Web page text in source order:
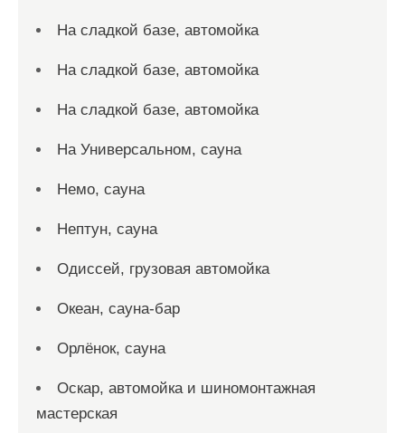
На сладкой базе, автомойка
На сладкой базе, автомойка
На сладкой базе, автомойка
На Универсальном, сауна
Немо, сауна
Нептун, сауна
Одиссей, грузовая автомойка
Океан, сауна-бар
Орлёнок, сауна
Оскар, автомойка и шиномонтажная
мастерская